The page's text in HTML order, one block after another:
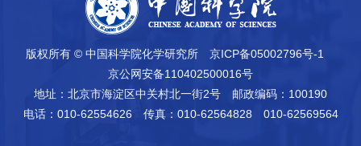
版权所有 © 中国科学院化学研究所
京ICP备05002796号-1
京公网安备110402500016号
地址：北京市海淀区中关村北一街2号
邮政编码：100190
电话：010-62554626
传真：010-62564828 010-62569564